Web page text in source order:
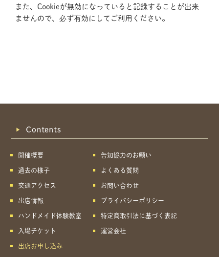
また、Cookieが無効になっていると記録することが出来
ませんので、必ず有効にしてご利用ください。
共有方法を選択
Contents
開催概要
過去の様子
交通アクセス
出店情報
ハンドメイド体験教室
入場チケット
出店お申し込み
告知協力のお願い
よくある質問
お問い合わせ
プライバシーポリシー
特定商取引法に基づく表記
運営会社